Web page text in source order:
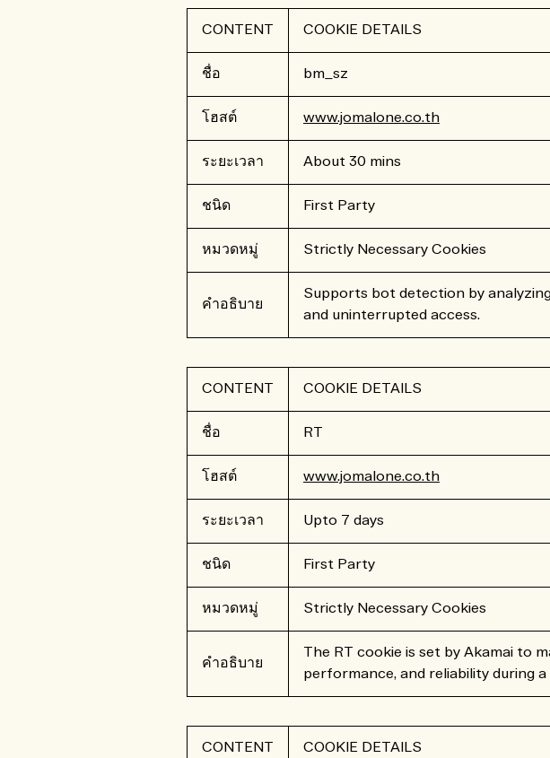
CONTENT COOKIE DETAILS
ชื่อ bm_sz
โฮสต์ www.jomalone.co.th
ระยะเวลา About 30 mins
ชนิด First Party
หมวดหมู่ Strictly Necessary Cookies
คำอธิบาย
Supports bot detection by
and uninterrupted access.
CONTENT COOKIE DETAILS
ชื่อ RT
โฮสต์ www.jomalone.co.th
ระยะเวลา Upto 7 days
ชนิด First Party
หมวดหมู่ Strictly Necessary Cookies
คำอธิบาย
The RT cookie is set by Akamai to
performance, and reliability during
CONTENT COOKIE DETAILS